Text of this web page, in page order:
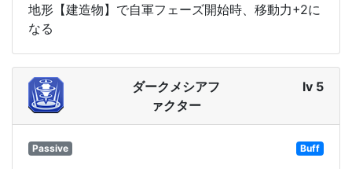
地形【建造物】で自軍フェーズ開始時、移動力+2に
なる
ダークメシアフ
ァクター
lv 5
Passive Buff